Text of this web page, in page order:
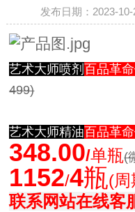
发布日期：2023-
艺术大师喷剂百品革
499)
艺术大师精油百品革
348.00/单瓶(
1152/4瓶(周
联系网站在线客